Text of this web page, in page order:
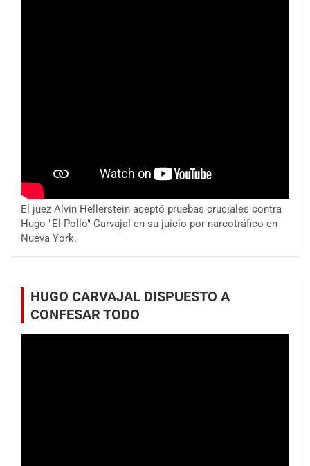
El juez Alvin Hellerstein aceptó pruebas cruciales contra
Hugo "El Pollo" Carvajal en su juicio por narcotráfico en
Nueva York.
HUGO CARVAJAL DISPUESTO A
CONFESAR TODO